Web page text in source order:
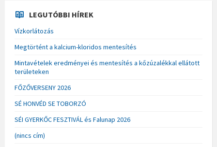
LEGUTÓBBI HÍREK
Vízkorlátozás
Megtörtént a kalcium-kloridos mentesítés
Mintavételek eredményei és mentesítés a kőzúzalékkal ellátott
területeken
FŐZŐVERSENY 2026
SÉ HONVÉD SE TOBORZÓ
SÉI GYERKŐC FESZTIVÁL és Falunap 2026
(nincs cím)